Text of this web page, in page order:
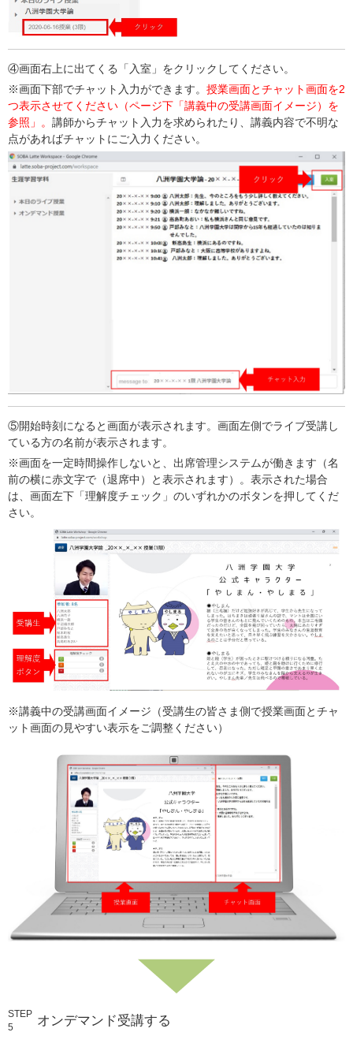
④画面右上に出てくる「入室」をクリックしてください。
※画面下部でチャット入力ができます。 授業画面とチャット画面を2
つ表示させてください（ページ下「講義中の受講画面イメージ）を
参照」。 講師からチャット入力を求められたり、講義内容で不明な
点があればチャットにご入力ください。
⑤開始時刻になると画面が表示されます。画面左側でライブ受講し
ている方の名前が表示されます。
※画面を一定時間操作しないと、出席管理システムが働きます（名
前の横に赤文字で（退席中）と表示されます）。表示された場合
は、画面左下「理解度チェック」のいずれかのボタンを押してくだ
さい。
※講義中の受講画面イメージ（受講生の皆さま側で授業画面とチャ
ット画面の見やすい表示をご調整ください）
STEP
5
オンデマンド受講する